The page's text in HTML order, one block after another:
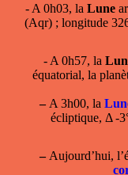
- A 0h03, la Lune
(Aqr) ; longitude
- A 0h57, la
équatorial, la
–A 3h00, la
écliptique, Δ -
–Aujourd’hui,